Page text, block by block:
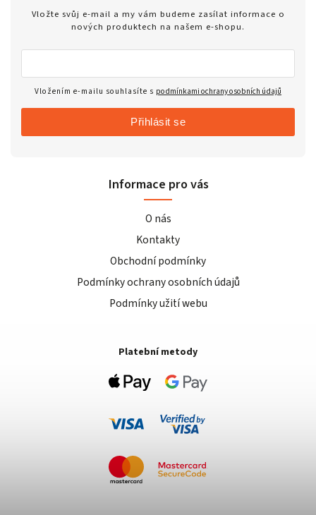
Vložte svůj e-mail a my vám budeme zasílat informace o
nových produktech na našem e-shopu.
Vložením e-mailu souhlasíte s podmínkami ochrany osobních údajů
Přihlásit se
Informace pro vás
O nás
Kontakty
Obchodní podmínky
Podmínky ochrany osobních údajů
Podmínky užití webu
Platební metody